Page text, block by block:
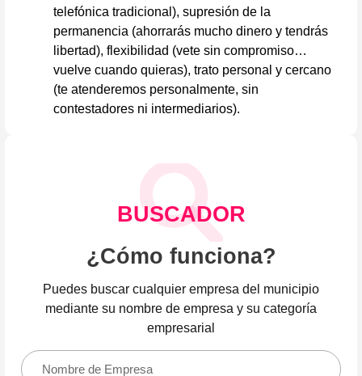
telefónica tradicional), supresión de la
permanencia (ahorrarás mucho dinero y tendrás
libertad), flexibilidad (vete sin compromiso…
vuelve cuando quieras), trato personal y cercano
(te atenderemos personalmente, sin
contestadores ni intermediarios).
BUSCADOR
¿Cómo funciona?
Puedes buscar cualquier empresa del municipio
mediante su nombre de empresa y su categoría
empresarial